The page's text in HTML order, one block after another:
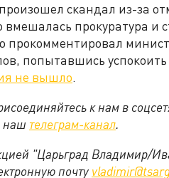
скандал из-за
прокуратура и
прокомментировал
попытавшись
не вышло.
к нам в
наш телеграм-канал.
"Царьград Владимир/
почту